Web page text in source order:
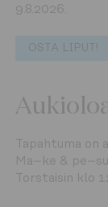
9.8.2026.
OSTA LIPUT!
Tapahtuma on
Ma–ke &
Torstaisin klo